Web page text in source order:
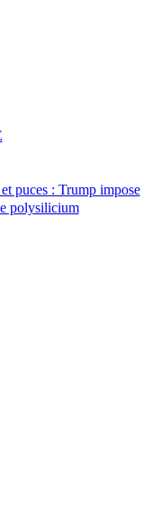
puces : Trump impose
polysilicium